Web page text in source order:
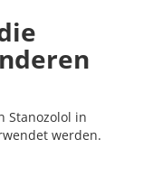
Stanozolol in
werden.